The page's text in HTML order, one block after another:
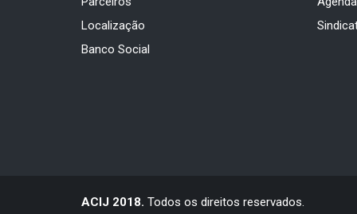
Localização
Banco Social
ACIJ 2018. Todos os direitos reservados.